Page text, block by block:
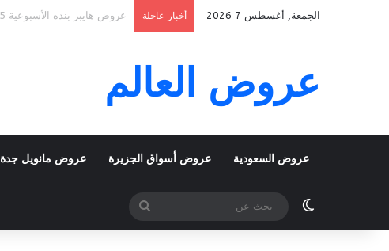
الجمعة, أغسطس 7 2026 أخبار عاجلة عروض بنده الأسبوعية 5 اغسطس 2026 الموافق 22 صفر 1448 Back To School
عروض العالم
عروض السعودية عروض أسواق الجزيرة عروض مانويل جدة
الوضع المظلم
بحث
عن